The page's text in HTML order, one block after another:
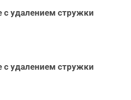
удалением стружки
удалением стружки